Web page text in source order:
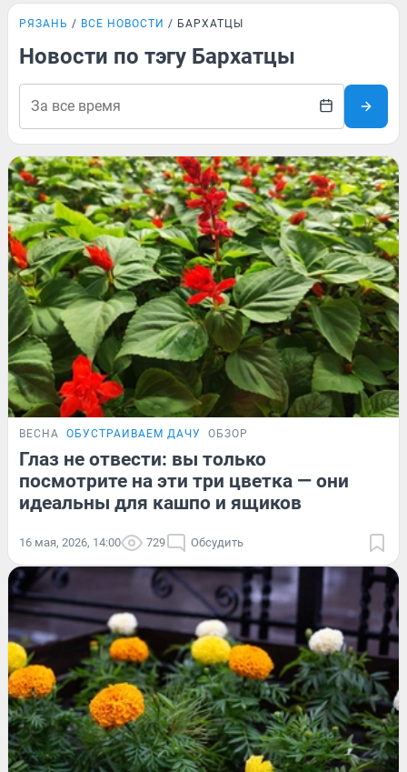
РЯЗАНЬ ВСЕ НОВОСТИ БАРХАТЦЫ
Новости по тэгу Бархатцы
ВЕСНА ОБУСТРАИВАЕМ ДАЧУ ОБЗОР
Глаз не отвести: вы только
посмотрите на эти три цветка — они
идеальны для кашпо и ящиков
16 мая, 2026, 14:00 729 Обсудить